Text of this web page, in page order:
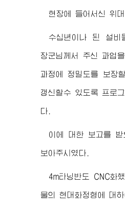
현장에 들어서신 위
수십년이나 된 설비
장군님께서 주신 과업
과정에 정밀도를 보장
갱신할수 있도록 프로
다.
이에 대한 보고를 받
보아주시였다.
4m타닝반도 CNC화
물의 현대화정형에 대